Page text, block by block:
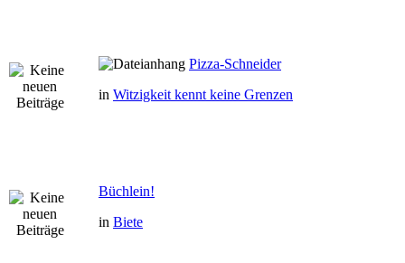
Pizza-Schneider
in Witzigkeit kennt keine Grenzen
Büchlein!
in Biete